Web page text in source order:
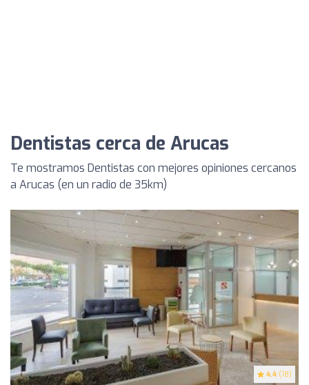
Dentistas cerca de Arucas
Te mostramos Dentistas con mejores opiniones cercanos
a Arucas (en un radio de 35km)
4.4 (18)